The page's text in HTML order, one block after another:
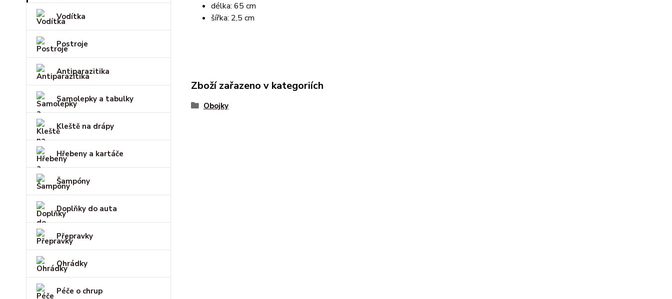
Vodítka
Postroje
Antiparazitika
Samolepky a tabulky
Kleště na drápy
Hřebeny a kartáče
Šampóny
Doplňky do auta
Přepravky
Ohrádky
Péče o chrup
délka: 65 cm
šířka: 2,5 cm
Zboží zařazeno v kategoriích
Obojky